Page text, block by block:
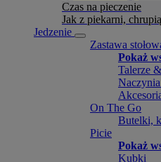
Czas na pieczenie
Jak z piekarni,
Jedzenie
Zastawa
Pokaż
Talerze
On The Go
Butelki,
Picie
Pokaż
Kubki